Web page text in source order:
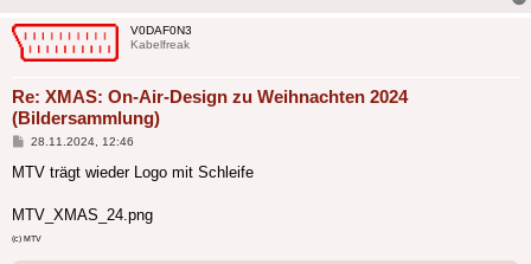
V0DAF0N3
Kabelfreak
Re: XMAS: On-Air-Design zu Weihnachten 2024
(Bildersammlung)
Beitrag
28.11.2024, 12:46
MTV trägt wieder Logo mit Schleife
MTV_XMAS_24.png
(c) MTV